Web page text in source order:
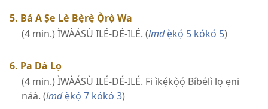
5. Bá A Ṣe Lè Bẹ̀rẹ̀ Ọ̀rọ̀ Wa
(4 min.) ÌWÀÁSÙ ILÉ-DÉ-ILÉ. (lmdẹ̀kọ́ 5 kókó 5)
6. Pa Dà Lọ
(4 min.) ÌWÀÁSÙ ILÉ-DÉ-ILÉ. Fi ìkẹ́kọ̀ọ́ Bíbélì lọ ẹni
náà. (lmdẹ̀kọ́ 7 kókó 3)